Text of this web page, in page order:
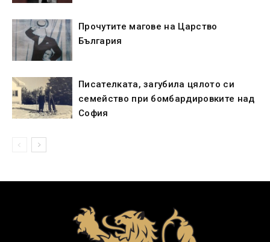
Прочутите магове на Царство
България
Писателката, загубила цялото си
семейство при бомбардировките над
София